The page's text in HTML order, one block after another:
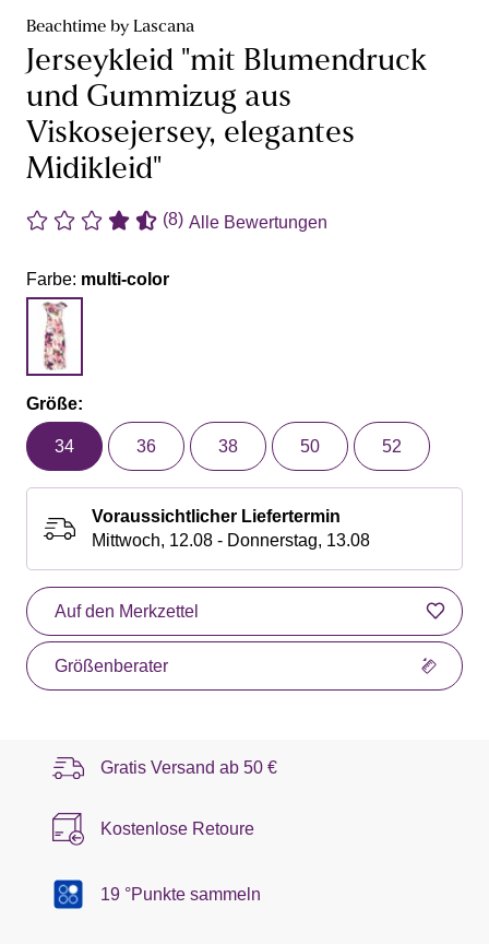
Beachtime by Lascana
Jerseykleid "mit Blumendruck
und Gummizug aus
Viskosejersey, elegantes
Midikleid"
(8) Alle Bewertungen
Farbe: multi-color
Größe:
34 36 38 50 52
Voraussichtlicher Liefertermin
Mittwoch, 12.08 - Donnerstag, 13.08
Auf den Merkzettel
Größenberater
Gratis Versand ab 50 €
Kostenlose Retoure
19 °Punkte sammeln